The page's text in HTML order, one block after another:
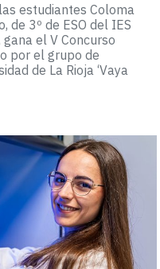
estudiantes Coloma
de 3º de ESO del IES
el V Concurso
por el grupo de
de La Rioja ‘Vaya